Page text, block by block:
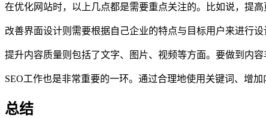
在优化网站时，以上几点都是需要重点关注的。比如说，提
改善界面设计则需要根据自己企业的特点与目标用户来进行
提升内容质量则包括了文字、图片、视频等方面。要做到内
SEO工作也是非常重要的一环。通过合理地使用关键词、增
总结